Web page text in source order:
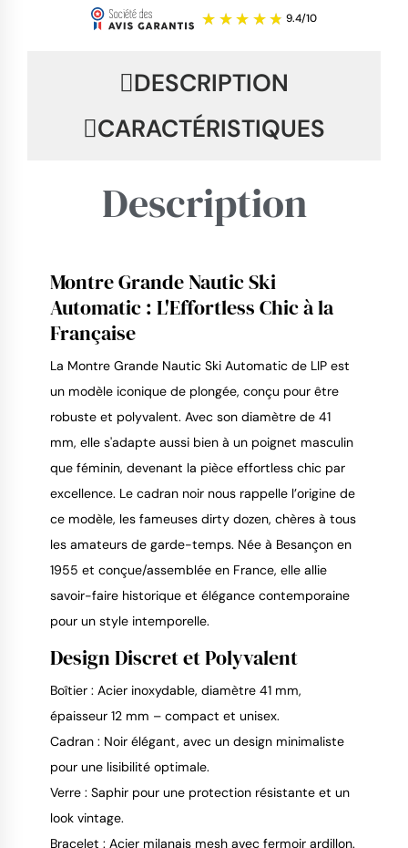
DESCRIPTION
CARACTÉRISTIQUES
Description
Montre Grande Nautic Ski
Automatic : L'Effortless Chic à la
Française
La Montre Grande Nautic Ski Automatic de LIP est
un modèle iconique de plongée, conçu pour être
robuste et polyvalent. Avec son diamètre de 41
mm, elle s'adapte aussi bien à un poignet masculin
que féminin, devenant la pièce effortless chic par
excellence. Le cadran noir nous rappelle l’origine de
ce modèle, les fameuses dirty dozen, chères à tous
les amateurs de garde-temps. Née à Besançon en
1955 et conçue/assemblée en France, elle allie
savoir-faire historique et élégance contemporaine
pour un style intemporelle.
Design Discret et Polyvalent
Boîtier : Acier inoxydable, diamètre 41 mm,
épaisseur 12 mm – compact et unisex.
Cadran : Noir élégant, avec un design minimaliste
pour une lisibilité optimale.
Verre : Saphir pour une protection résistante et un
look vintage.
Bracelet : Acier milanais mesh avec fermoir ardillon.